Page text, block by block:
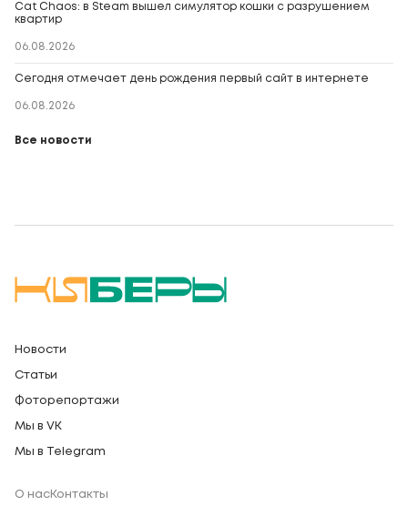
Cat Chaos: в Steam вышел симулятор кошки с разрушением
квартир
06.08.2026
Сегодня отмечает день рождения первый сайт в интернете
06.08.2026
Все новости
Новости
Статьи
Фоторепортажи
Мы в VK
Мы в Telegram
О насКонтакты